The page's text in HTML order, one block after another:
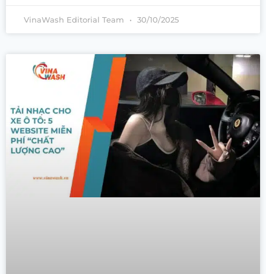
VinaWash Editorial Team 30/10/2025